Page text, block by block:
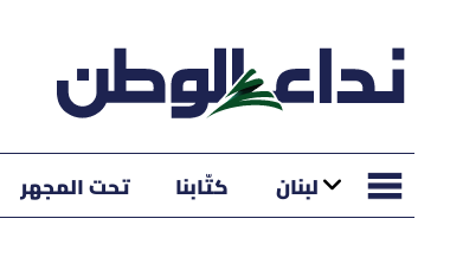
لبنان كتّابنا تحت المجهر